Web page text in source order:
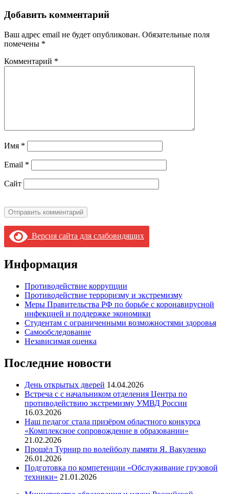
Добавить комментарий
Ваш адрес email не будет опубликован. Обязательные поля
помечены *
Комментарий *
Имя *
Email *
Сайт
Версия сайта для слабовидящих
Информация
Противодействие коррупции
Противодействие терроризму и экстремизму
Меры Правительства РФ по борьбе с коронавирусной
инфекцией и поддержке экономики
Студентам с ограниченными возможностями здоровья
Самообследование
Независимая оценка
Последние новости
День открытых дверей 14.04.2026
Встреча с с начальником отделения Центра по
противодействию экстремизму УМВД России
16.03.2026
Наш педагог стала призёром областного конкурса
«Комплексное сопровождение в образовании»
21.02.2026
Прошёл Турнир по волейболу памяти Я. Вакуленко
26.01.2026
Подготовка по компетенции «Обслуживание грузовой
техники» 21.01.2026